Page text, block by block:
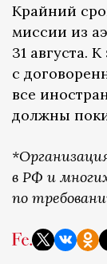
Крайний
миссии из
31 августа.
с
все
должны
в РФ и
по